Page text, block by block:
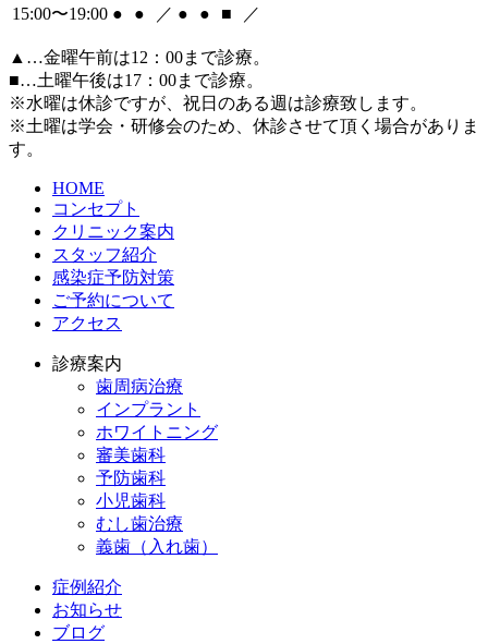
15:00〜19:00 ● ● ／ ● ● ■ ／
▲…金曜午前は12：00まで診療。
■…土曜午後は17：00まで診療。
※水曜は休診ですが、祝日のある週は診療致します。
※土曜は学会・研修会のため、休診させて頂く場合がありま
す。
HOME
コンセプト
クリニック案内
スタッフ紹介
感染症予防対策
ご予約について
アクセス
診療案内
歯周病治療
インプラント
ホワイトニング
審美歯科
予防歯科
小児歯科
むし歯治療
義歯（入れ歯）
症例紹介
お知らせ
ブログ